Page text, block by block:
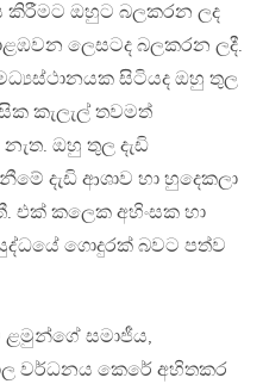
කිරීමට ඔහුට බලකරන ලද
ලෙසටද බලකරන ලදී.
සිටියද ඔහු තුල
කැලැල් තවමත්
ඔහු තුල දැඩි
දැඩි ආශාව හා හුදෙකලා
කලෙක අහිංසක හා
ගොදුරක් බවට පත්ව
සමාජීය,
වර්ධනය කෙරේ අහිතකර